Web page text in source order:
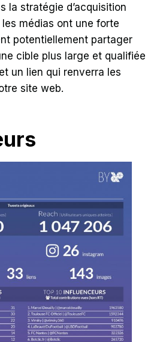
la stratégie d’acquisition
médias ont une forte
potentiellement partager
cible plus large et qualifiée
un lien qui renverra les
site web.